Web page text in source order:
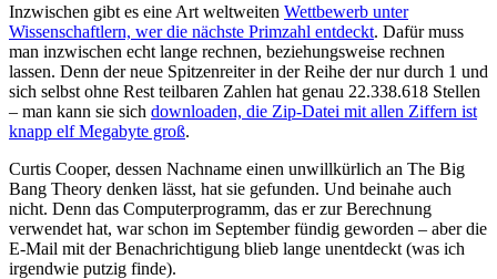
Inzwischen gibt es eine Art weltweiten Wettbewerb unter
Wissenschaftlern, wer die nächste Primzahl entdeckt. Dafür muss
man inzwischen echt lange rechnen, beziehungsweise rechnen
lassen. Denn der neue Spitzenreiter in der Reihe der nur durch 1 und
sich selbst ohne Rest teilbaren Zahlen hat genau 22.338.618 Stellen
– man kann sie sich downloaden, die Zip-Datei mit allen Ziffern ist
knapp elf Megabyte groß.
Curtis Cooper, dessen Nachname einen unwillkürlich an The Big
Bang Theory denken lässt, hat sie gefunden. Und beinahe auch
nicht. Denn das Computerprogramm, das er zur Berechnung
verwendet hat, war schon im September fündig geworden – aber die
E-Mail mit der Benachrichtigung blieb lange unentdeckt (was ich
irgendwie putzig finde).